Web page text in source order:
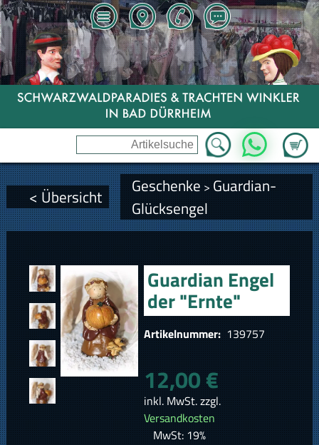
Zum
WhatsApp
< Übersicht Geschenke > Guardian-
Glücksengel
Guardian Engel
der "Ernte"
Artikelnummer: 139757
12,00 €
inkl. MwSt. zzgl.
Versandkosten
MwSt: 19%